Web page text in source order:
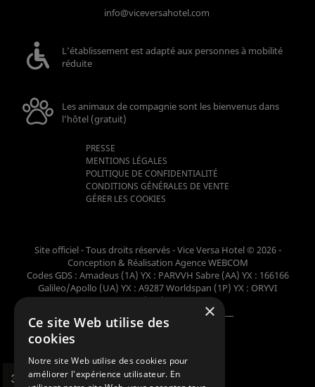
info@viceversahotel.com
L’établissement est adapté aux personnes à mobilité
réduite
Les animaux de compagnie sont les bienvenus dans
l’hôtel (gratuit)
PRESSE
MENTIONS LÉGALES
POLITIQUE DE CONFIDENTIALITÉ
CONDITIONS GÉNÉRALES DE VENTE
GÉRER LES COOKIES
Site officiel - Tous droits réservés - Vice Versa Hotel © 2026 -
Conception & Réalisation Agence WEBCOM
Codes GDS : Amadeus (1A) YX : PARVVH Sabre (AA) YX : 166166
Galileo/Apollo (UA) YX : A9287 Worldspan (1P) YX : ORYVI
Pegasus (WB) YX : 62698×
Ce site Web utilise des
cookies
Notre site Web utilise des cookies pour
améliorer l'expérience utilisateur. En